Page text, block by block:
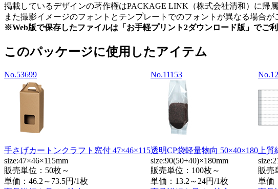
掲載しているデザインの著作権はPACKAGE LINK（株式会社清和）に帰
また撮影イメージのフォントとテンプレートでのフォントが異なる場合
※Web版で保存したファイルは「お手軽プリント2ダウンロード版」でご利
このパッケージに使用したアイテム
No.53699
手さげカートンクラフト窓付 47×46×115
size:47×46×115mm
販売単位：50枚～
単価： 46.2～73.5円/1枚
No.11153
透明CP袋軽量物向 50×40×180
size:90(50+40)×180mm
販売単位：100枚～
単価： 13.2～24円/1枚
上
販売
単価